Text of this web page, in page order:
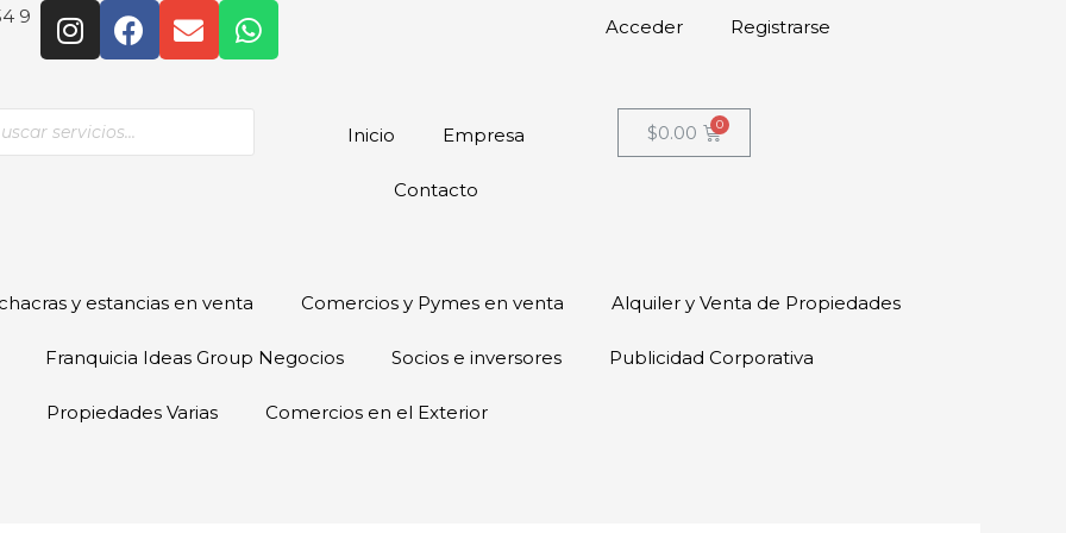
9 Acceder Registrarse
Inicio Empresa
Contacto
$0.00
y estancias en venta Comercios y Pymes en venta Alquiler y Venta de Propiedades
Franquicia Ideas Group Negocios Socios e inversores Publicidad Corporativa
Propiedades Varias Comercios en el Exterior